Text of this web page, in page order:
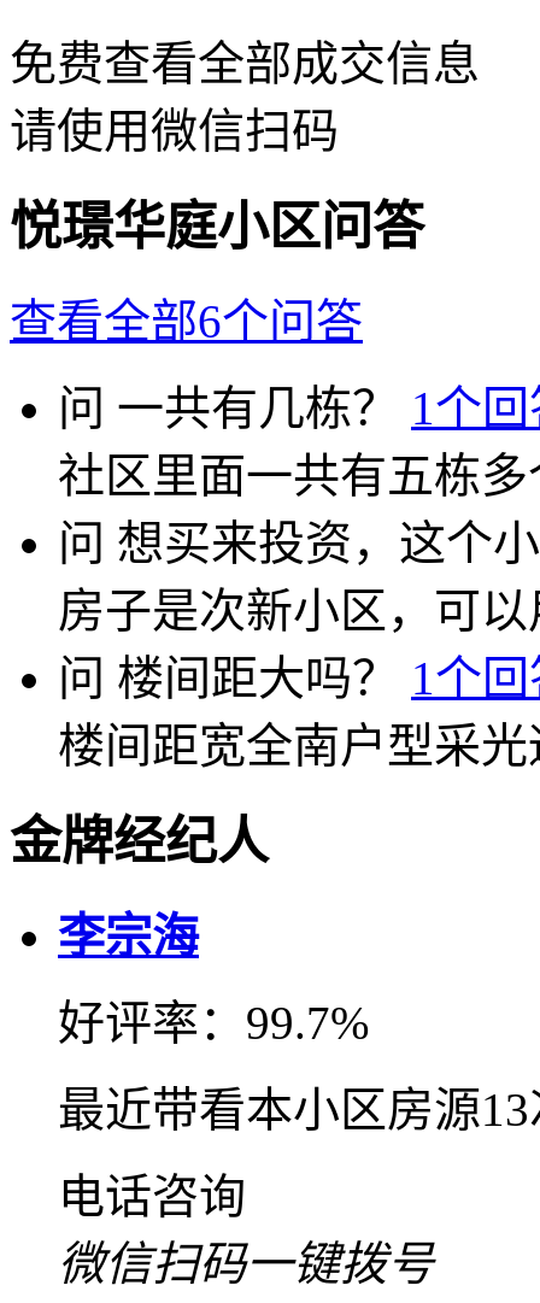
免费查看全部成交信息
请使用微信扫码
悦璟华庭小区问答
查看全部6个问答
问 一共有几栋？
1个
社区里面一共有五栋
问 想买来投资，这个
房子是次新小区，可
问 楼间距大吗？
1个
楼间距宽全南户型采
金牌经纪人
李宗海
好评率：99.7%
最近带看本小区房源
电话咨询
微信扫码一键拨号